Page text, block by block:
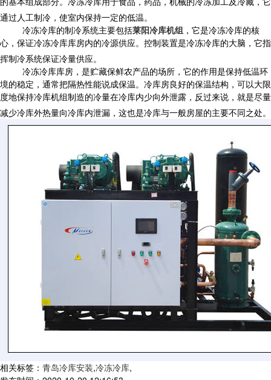
的基本组成部分。冷冻冷库用于食品，药品，机械的冷冻加工及冷藏，它
通过人工制冷，使室内保持一定的低温。
冷冻冷库的制冷系统主要包括莱阳冷库机组 ，它是冷冻冷库的核
心，保证冷冻冷库库房内的冷源供应。控制装置是冷冻冷库的大脑，它指
挥制冷系统保证冷量供应。
冷冻冷库库房，是贮藏保鲜农产品的场所，它的作用是保持低温环
境的稳定，通常把隔热性能说成保温。冷库房良好的保温结构，可以大限
度地保持冷库机组制造的冷量在冷库内少向外泄露，反过来说，就是尽量
减少冷库外热量向冷库内泄漏，这也是冷库与一般房屋的主要不同之处。
相关标签： 青岛冷库安装,冷冻冷库,